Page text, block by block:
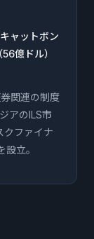
ャットボン
億ドル）
関連の制度
アのILS市
クファイナ
立。